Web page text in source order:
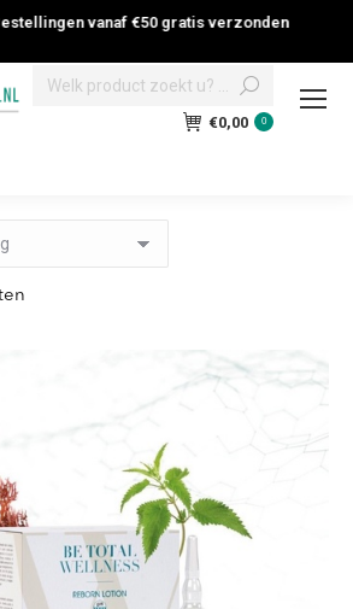
vanaf €50 gratis verzonden
Search:
€0,00 0